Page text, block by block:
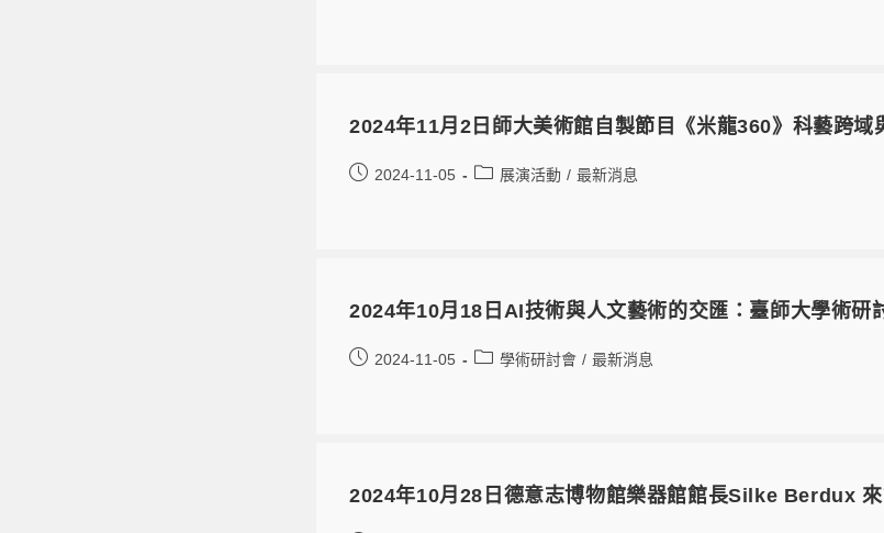
2024年11月2日師大美術館自製節目《米龍360》科藝跨域
2024-11-05 展演活動 / 最新消息
2024年10月18日AI技術與人文藝術的交匯：臺師大學術研
2024-11-05 學術研討會 / 最新消息
2024年10月28日德意志博物館樂器館館長Silke Berdux